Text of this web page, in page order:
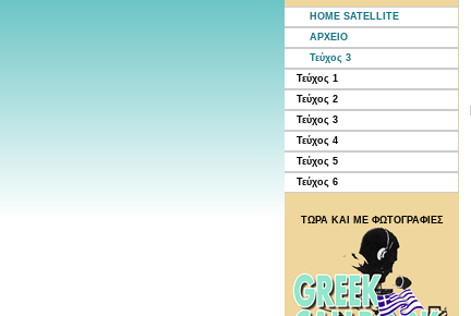
HOME SATELLITE
ΑΡΧΕΙΟ
Τεύχος 3
Τεύχος 1
Τεύχος 2
Τεύχος 3
Τεύχος 4
Τεύχος 5
Τεύχος 6
ΤΩΡΑ ΚΑΙ ΜΕ ΦΩΤΟΓΡΑΦΙΕΣ